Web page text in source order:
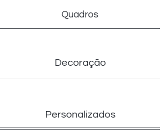
Quadros
Decoração
Personalizados